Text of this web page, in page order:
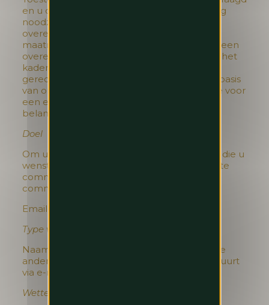
en u die hebt gegeven) of dat de verwerking
noodzakelijk is voor de uitvoering van een
overeenkomst waarbij u partij bent of om
maatregelen te nemen op uw verzoek om een
overeenkomst aan te gaan (bijvoorbeeld in het
kader van een reservering) of ons
gerechtvaardigd belang. Bij verwerking op basis
van ons gerechtvaardigd belang, zorgen we voor
een evenwicht tussen ons gerechtvaardigd
belang en uw rechten en vrijheden.
Doel
Om u de diensten en producten te leveren die u
wenst, en om onze diensten en producten te
commercialiseren en om met u te
communiceren.
Email
Type van persoonsgegevens
Naam, e-mailadres, telefoonnummer en alle
andere persoonsgegevens die u ons doorstuurt
via e-mail.
Wettelijke basis voor de verwerking